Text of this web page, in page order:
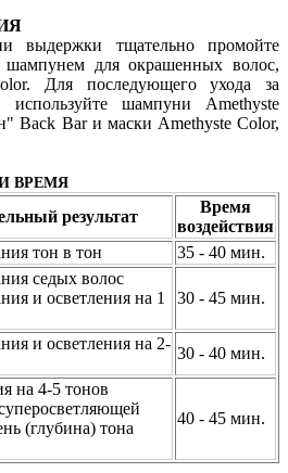
выдержки тщательно промойте
для окрашенных волос,
Для последующего ухода за
шампуни Amethyste
Back Bar и маски Amethyste Color,
ВРЕМЯ
результат
Время
воздействия
тон в тон 35 - 40 мин.
седых волос
и осветления на 1
30 - 45 мин.
и осветления на 2-
30 - 40 мин.
на 4-5 тонов
(глубина) тона
40 - 45 мин.